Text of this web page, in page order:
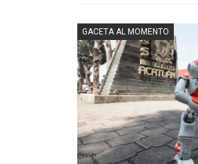
GACETA AL MOMENTO